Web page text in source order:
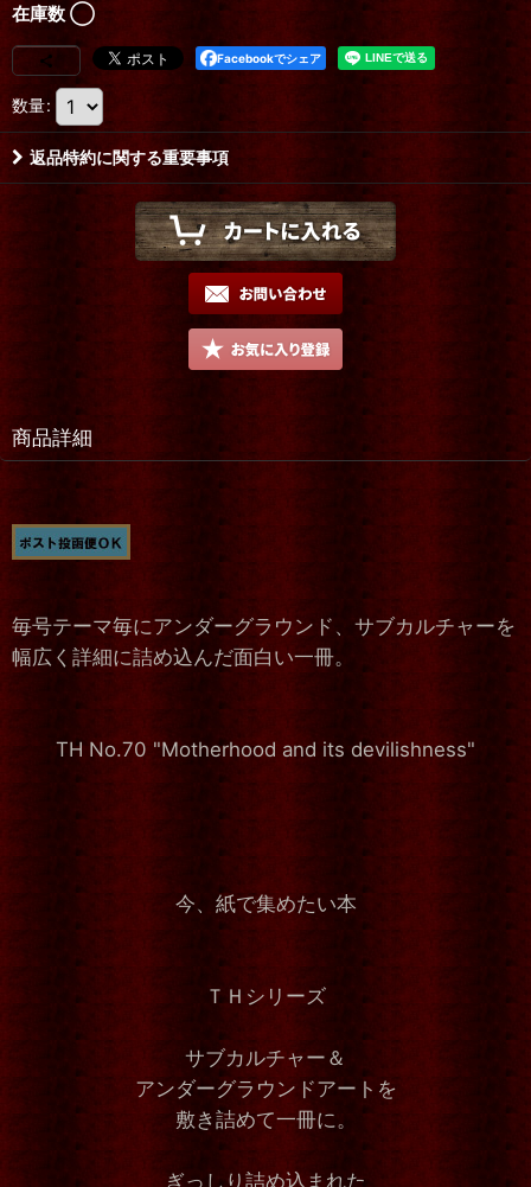
在庫数 ◯
Facebookでシェア
数量:
返品特約に関する重要事項
商品詳細
毎号テーマ毎にアンダーグラウンド、サブカルチャーを
幅広く詳細に詰め込んだ面白い一冊。
TH No.70 "Motherhood and its devilishness"
今、紙で集めたい本
ＴＨシリーズ
サブカルチャー＆
アンダーグラウンドアートを
敷き詰めて一冊に。
ぎっしり詰め込まれた